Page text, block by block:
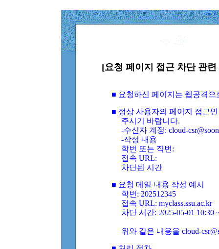
[요청 페이지 접근 차단 관
■ 요청하신 페이지는 웹공격
■ 정상 사용자의 페이지 접근
주시기 바랍니다.
-수신자 계정: cloud-
-작성 내용
학번 또는 직번:
접속 URL:
차단된 시간
■ 요청 메일 내용 작성 예시
학번: 202512345
접속 URL: myclass.ssu.ac.kr
차단 시간: 2025-05-01 10:30
위와 같은 내용을 cloud-